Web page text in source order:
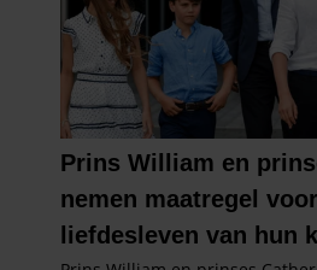
gebruiken.